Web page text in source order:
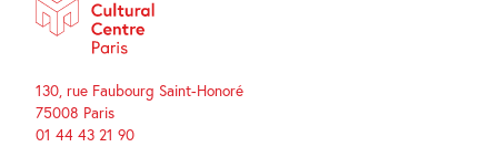
130, rue Faubourg Saint-Honoré
75008 Paris
01 44 43 21 90